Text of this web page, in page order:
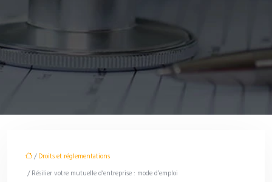
/Droits et réglementations
/ Résilier votre mutuelle d’entreprise : mode d’emploi